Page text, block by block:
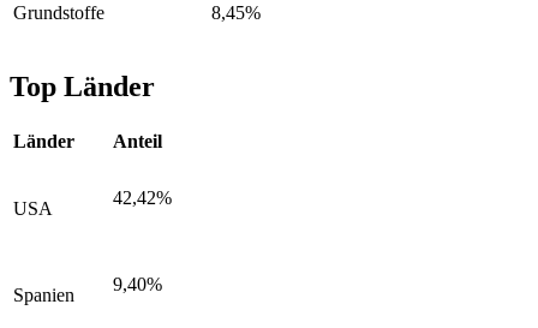
Grundstoffe 8,45%
Top Länder
Länder Anteil
USA
42,42%
Spanien
9,40%